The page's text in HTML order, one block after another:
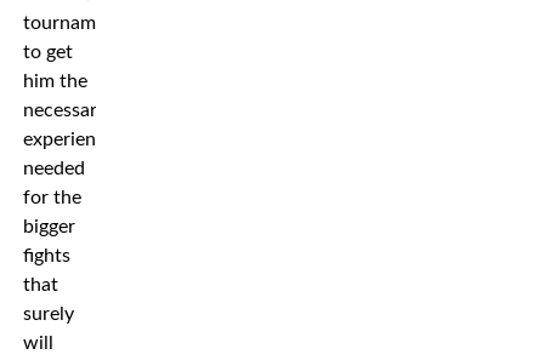
tournaments,
to get
him the
necessary
experience
needed
for the
bigger
fights
that
surely
will